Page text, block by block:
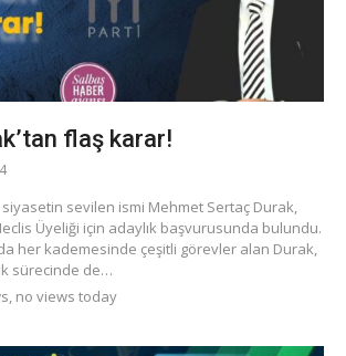
flaş karar!
siyasetin sevilen ismi Mehmet Sertaç Durak,
Üyeliği için adaylık başvurusunda bulundu.
her kademesinde çeşitli görevler alan Durak,
sürecinde de…
no views today